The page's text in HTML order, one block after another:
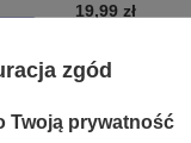
19,99 zł
zgód
Twoją prywatność